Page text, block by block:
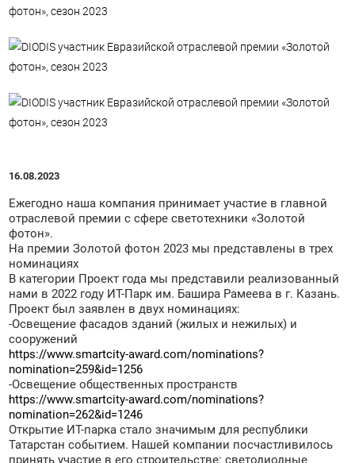
16.08.2023
Ежегодно наша компания принимает участие в главной
отраслевой премии с сфере светотехники «Золотой
фотон».
На премии Золотой фотон 2023 мы представлены в трех
номинациях
В категории Проект года мы представили реализованный
нами в 2022 году ИТ-Парк им. Башира Рамеева в г. Казань.
Проект был заявлен в двух номинациях:
-Освещение фасадов зданий (жилых и нежилых) и
сооружений
https://www.smartcity-award.com/nominations?
nomination=259&id=1256
-Освещение общественных пространств
https://www.smartcity-award.com/nominations?
nomination=262&id=1246
Открытие ИТ-парка стало значимым для республики
Татарстан событием. Нашей компании посчастливилось
принять участие в его строительстве: светодиодные